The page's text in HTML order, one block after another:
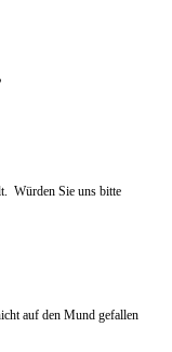
 Würden Sie uns bitte
auf den Mund gefallen